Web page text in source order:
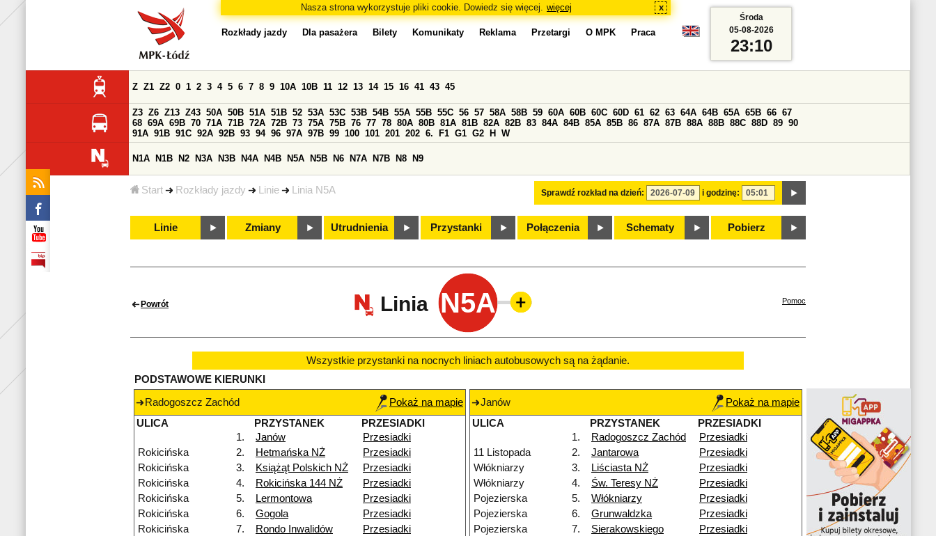
Nasza strona wykorzystuje pliki cookie. Dowiedz się więcej. więcej x
Start Rozkłady jazdy Linie Linia N5A
Rozkłady jazdy Dla pasażera Bilety Komunikaty Reklama Przetargi O MPK Praca
Sprawdź rozkład na dzień: i godzinę:
Z Z1 Z2 0 1 2 3 4 5 6 7 8 9 10A 10B 11 12 13 14 15 16 41 43 45
Z3 Z6 Z13 Z43 50A 50B 51A 51B 52 53A 53C 53B 54B 55A 55B 55C 56 57 58A 58B 59 60A 60B 60C 60D 61 62 63 64A 64B 65A 65B 66 67
68 69A 69B 70 71A 71B 72A 72B 73 75A 75B 76 77 78 80A 80B 81A 81B 82A 82B 83 84A 84B 85A 85B 86 87A 87B 88A 88B 88C 88D 89 90
91A 91B 91C 92A 92B 93 94 96 97A 97B 99 100 101 201 202 6. F1 G1 G2 H W
N1A N1B N2 N3A N3B N4A N4B N5A N5B N6 N7A N7B N8 N9
Linie Zmiany Utrudnienia Przystanki Połączenia Schematy Pobierz
Środa
05-08-2026
23:10
Powrót Linia N5A Pomoc
Wszystkie przystanki na nocnych liniach autobusowych są na żądanie.
PODSTAWOWE KIERUNKI
Radogoszcz Zachód
Pokaż na mapie
ULICA
PRZYSTANEK
PRZESIADKI
1.
Janów
Przesiadki
Rokicińska
2. Hetmańska NŻ
Przesiadki
Rokicińska
3. Książąt Polskich NŻ
Przesiadki
Rokicińska
4. Rokicińska 144 NŻ
Przesiadki
Rokicińska
5. Lermontowa
Przesiadki
Rokicińska
6. Gogola
Przesiadki
Rokicińska
7. Rondo Inwalidów
Przesiadki
Janów
Pokaż na mapie
ULICA
PRZYSTANEK
PRZESIADKI
1.
Radogoszcz Zachód
Przesiadki
11 Listopada
2. Jantarowa
Przesiadki
Włókniarzy
3. Liściasta NŻ
Przesiadki
Włókniarzy
4. Św. Teresy NŻ
Przesiadki
Pojezierska
5. Włókniarzy
Przesiadki
Pojezierska
6. Grunwaldzka
Przesiadki
Pojezierska
7. Sierakowskiego
Przesiadki